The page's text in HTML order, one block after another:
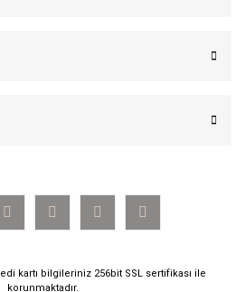
kartı bilgileriniz 256bit SSL sertifikası ile
korunmaktadır.